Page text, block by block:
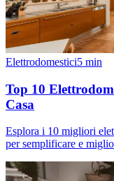
Elettrodomestici5 min
Top 10
Casa
Esplora i 10 migliori
per semplificare e